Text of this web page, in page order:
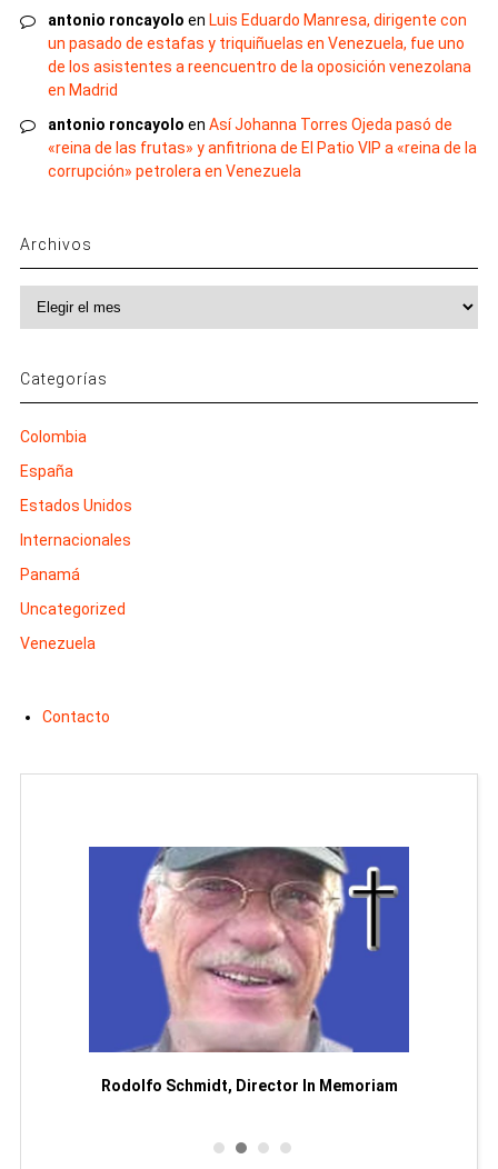
antonio roncayolo en Luis Eduardo Manresa, dirigente con
un pasado de estafas y triquiñuelas en Venezuela, fue uno
de los asistentes a reencuentro de la oposición venezolana
en Madrid
antonio roncayolo en Así Johanna Torres Ojeda pasó de
«reina de las frutas» y anfitriona de El Patio VIP a «reina de la
corrupción» petrolera en Venezuela
Archivos
Categorías
Colombia
España
Estados Unidos
Internacionales
Panamá
Uncategorized
Venezuela
Contacto
Rodolfo Schmidt, Director In Memoriam